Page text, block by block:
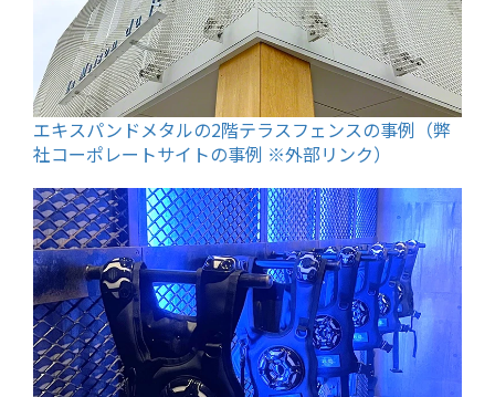
エキスパンドメタルの2階テラスフェンスの事例（弊
社コーポレートサイトの事例 ※外部リンク）